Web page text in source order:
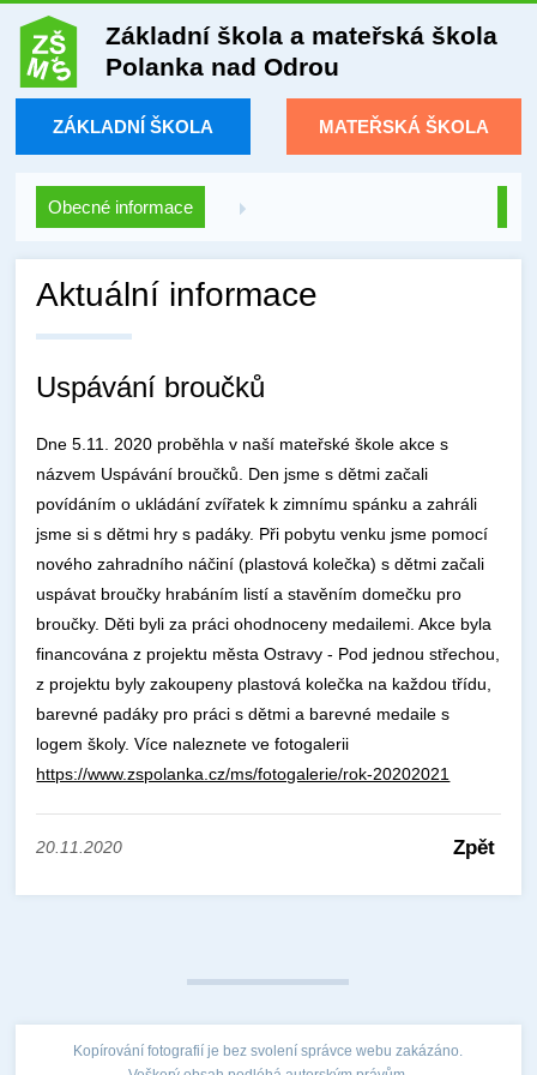
Základní škola a mateřská škola
Polanka nad Odrou
ZÁKLADNÍ ŠKOLA MATEŘSKÁ ŠKOLA
Obecné informace
Aktuální informace
Uspávání broučků
Dne 5.11. 2020 proběhla v naší mateřské škole akce s
názvem Uspávání broučků. Den jsme s dětmi začali
povídáním o ukládání zvířatek k zimnímu spánku a zahráli
jsme si s dětmi hry s padáky. Při pobytu venku jsme pomocí
nového zahradního náčiní (plastová kolečka) s dětmi začali
uspávat broučky hrabáním listí a stavěním domečku pro
broučky. Děti byli za práci ohodnoceny medailemi. Akce byla
financována z projektu města Ostravy - Pod jednou střechou,
z projektu byly zakoupeny plastová kolečka na každou třídu,
barevné padáky pro práci s dětmi a barevné medaile s
logem školy. Více naleznete ve fotogalerii
https://www.zspolanka.cz/ms/fotogalerie/rok-20202021
20.11.2020 Zpět
Kopírování fotografií je bez svolení správce webu zakázáno.